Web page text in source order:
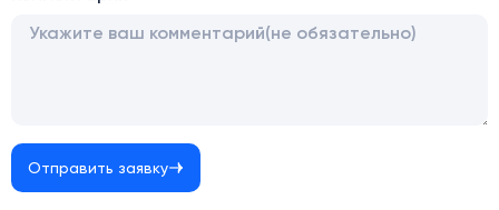
Отправить заявку